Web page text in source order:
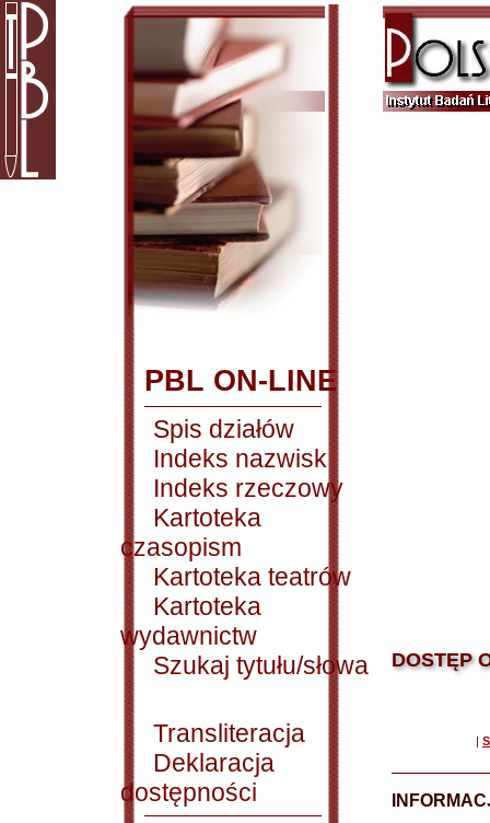
PBL ON-LINE
Spis działów
Indeks nazwisk
Indeks rzeczowy
Kartoteka
czasopism
Kartoteka teatrów
Kartoteka
wydawnictw
Szukaj tytułu/słowa
Transliteracja
Deklaracja
dostępności
DOSTĘP
|